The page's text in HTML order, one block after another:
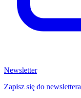
Newsletter
Zapisz się do newslettera